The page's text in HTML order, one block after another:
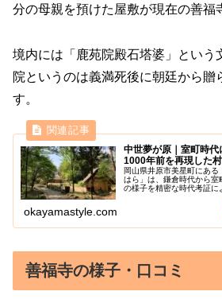
分の母親を預けた屋敷が現在の善福
境内には「鹿苑院殿石塔婆」という
院というのは義満死後に朝廷から贈
す。
中世夢が原｜室町時代
1000年前を再現した村
岡山県井原市美星町にあ
はら」は、鎌倉時代から
の様子を精密な時代考証に
斎市、屋敷、城主の館な
okayamastyle.com
善福寺の様子・口コミ